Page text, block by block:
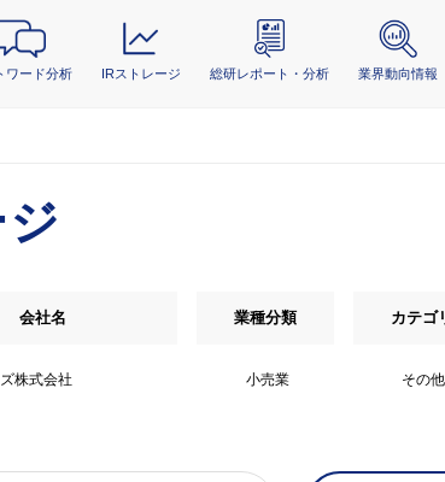
ワード分析 IRストレージ 総研レポート・分析 業界動向情報
会社名 業種分類 カテゴ
株式会社 小売業 その他